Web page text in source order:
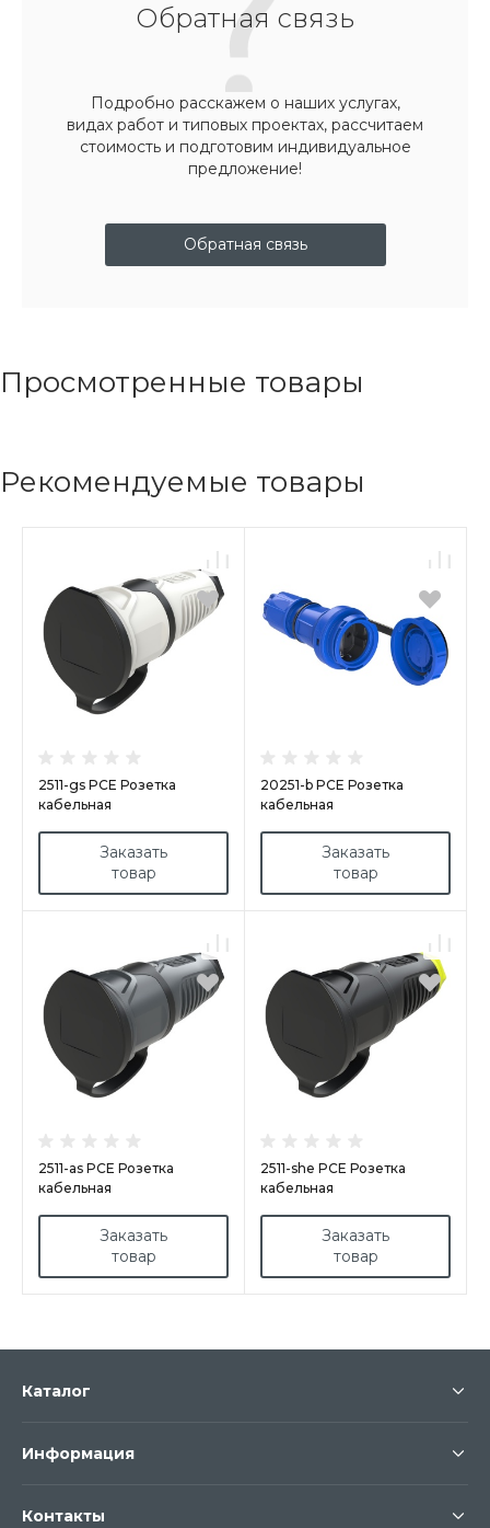
Обратная связь
Подробно расскажем о наших услугах,
видах работ и типовых проектах, рассчитаем
стоимость и подготовим индивидуальное
предложение!
Обратная связь
Просмотренные товары
Рекомендуемые товары
2511-gs PCE Розетка
кабельная
крышкой, корпус серый,
Заказать
товар
20251-b PCE Розетка
кабельная
NAUTILUSЗаказать
товар
2511-as PCE Розетка
кабельная
крышкой, корпус
маркер черные
Заказать
товар
2511-she PCE Розетка
кабельная
крышка черный, маркер
Заказать
товар
Каталог
Информация
Контакты